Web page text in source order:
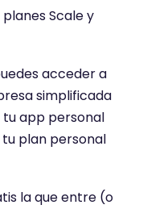
Scale y
acceder a
simplificada
tu app personal
tu plan personal
la que entre (o